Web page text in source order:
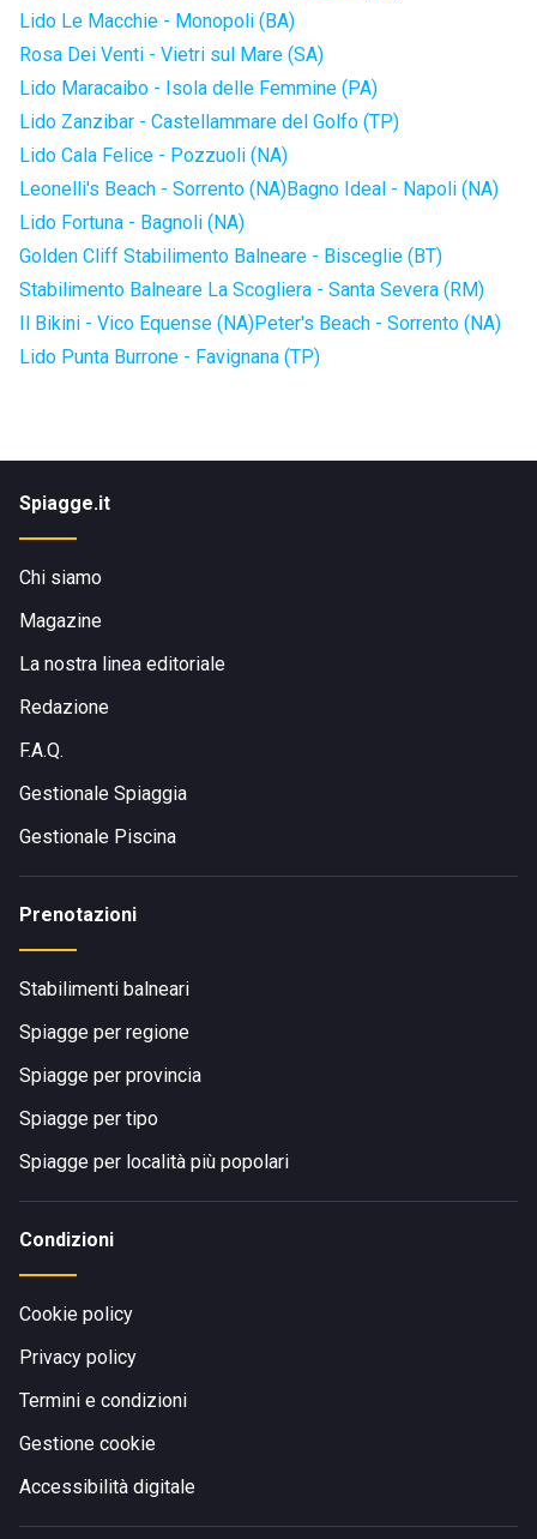
Lido Le Macchie - Monopoli (BA)
Rosa Dei Venti - Vietri sul Mare (SA)
Lido Maracaibo - Isola delle Femmine (PA)
Lido Zanzibar - Castellammare del Golfo (TP)
Lido Cala Felice - Pozzuoli (NA)
Leonelli's Beach - Sorrento (NA)Bagno Ideal - Napoli (NA)
Lido Fortuna - Bagnoli (NA)
Golden Cliff Stabilimento Balneare - Bisceglie (BT)
Stabilimento Balneare La Scogliera - Santa Severa (RM)
Il Bikini - Vico Equense (NA)Peter's Beach - Sorrento (NA)
Lido Punta Burrone - Favignana (TP)
Spiagge.it
Chi siamo
Magazine
La nostra linea editoriale
Redazione
F.A.Q.
Gestionale Spiaggia
Gestionale Piscina
Prenotazioni
Stabilimenti balneari
Spiagge per regione
Spiagge per provincia
Spiagge per tipo
Spiagge per località più popolari
Condizioni
Cookie policy
Privacy policy
Termini e condizioni
Gestione cookie
Accessibilità digitale